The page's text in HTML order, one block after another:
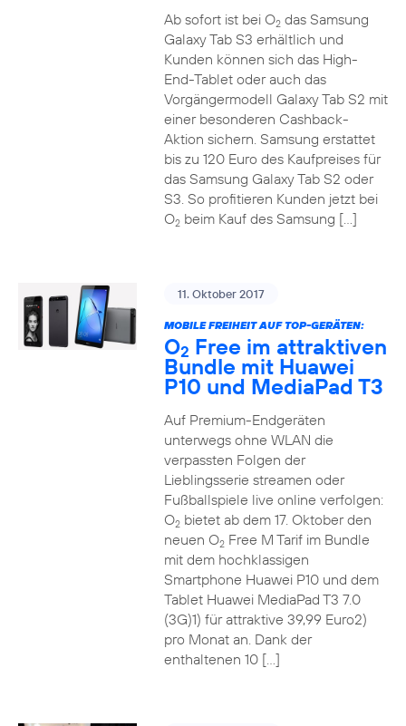
Ab sofort ist bei O2das Samsung
Galaxy Tab S3 erhältlich und
Kunden können sich das High-
End-Tablet oder auch das
Vorgängermodell Galaxy Tab S2 mit
einer besonderen Cashback-
Aktion sichern. Samsung erstattet
bis zu 120 Euro des Kaufpreises für
das Samsung Galaxy Tab S2 oder
S3. So profitieren Kunden jetzt bei
O2beim Kauf des Samsung […]
11. Oktober 2017
MOBILE FREIHEIT AUF TOP-GERÄTEN:
O2 Free im attraktiven
Bundle mit Huawei
P10 und MediaPad T3
Auf Premium-Endgeräten
unterwegs ohne WLAN die
verpassten Folgen der
Lieblingsserie streamen oder
Fußballspiele live online verfolgen:
O2bietet ab dem 17. Oktober den
neuen O2Free M Tarif im Bundle
mit dem hochklassigen
Smartphone Huawei P10 und dem
Tablet Huawei MediaPad T3 7.0
(3G)1) für attraktive 39,99 Euro2)
pro Monat an. Dank der
enthaltenen 10 […]